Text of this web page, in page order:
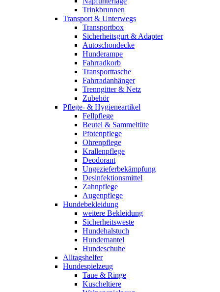
Trinkbrunnen
Transport & Unterwegs
Transportbox
Sicherheitsgurt & Adapter
Autoschondecke
Hunderampe
Fahrradkorb
Transporttasche
Fahrradanhänger
Trenngitter & Netz
Zubehör
Pflege- & Hygieneartikel
Fellpflege
Beutel & Sammeltüte
Pfotenpflege
Ohrenpflege
Krallenpflege
Deodorant
Ungezieferbekämpfung
Desinfektionsmittel
Zahnpflege
Augenpflege
Hundebekleidung
weitere Bekleidung
Sicherheitsweste
Hundehalstuch
Hundemantel
Hundeschuhe
Alltagshelfer
Hundespielzeug
Taue & Ringe
Kuscheltiere